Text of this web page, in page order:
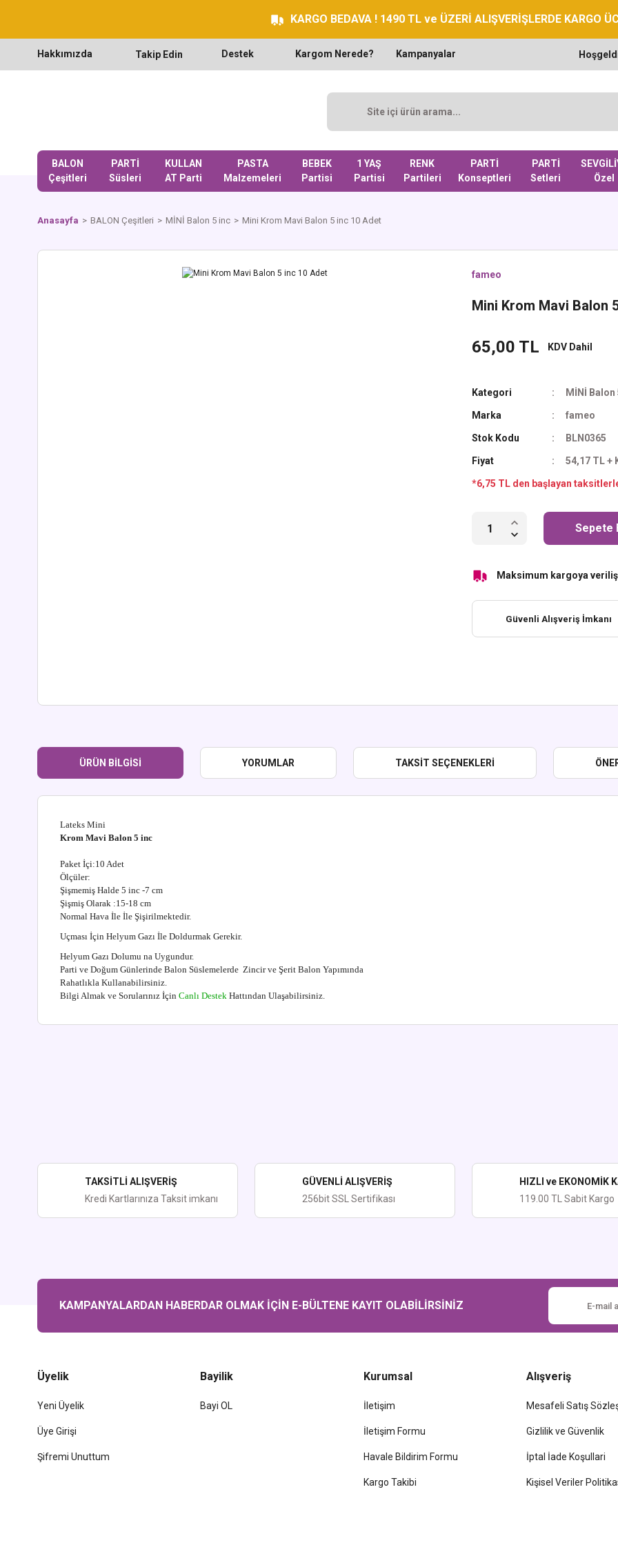
KARGO BEDAVA ! 1490 TL ve ÜZERİ ALIŞVERİŞLERDE KARGO
Hakkımızda Takip Edin Destek Kargom Nerede? Kampanyalar
BALON
Çeşitleri
PARTİ
Süsleri
KULLAN
AT Parti
PASTA
Malzemeleri
BEBEK
Partisi
1 YAŞ
Partisi
RENK
Partileri
PARTİ
Konseptleri
PARTİ
Setleri
Özel
Anasayfa BALON Çeşitleri MİNİ Balon 5 inc Mini Krom Mavi Balon 5 inc 10 Adet
fameo
Mini Krom Mavi Balon
65,00 TL KDV Dahil
Kategori MİNİ Balon
Marka fameo
Stok Kodu BLN0365
Fiyat 54,17 TL +
*6,75 TL den başlayan
Sepete
Maksimum kargoya
Güvenli Alışveriş İmkanı
ÜRÜN BILGISI YORUMLAR TAKSIT SEÇENEKLERI
Lateks Mini
Krom Mavi Balon 5 inc
Paket İçi:10 Adet
Ölçüler:
Şişmemiş Halde 5 inc -7 cm
Şişmiş Olarak :15-18 cm
Normal Hava İle İle Şişirilmektedir.
Uçması İçin Helyum Gazı İle Doldurmak Gerekir.
Helyum Gazı Dolumu na Uygundur.
Parti ve Doğum Günlerinde Balon Süslemelerde Zincir ve Şerit Balon Yapımında
Rahatlıkla Kullanabilirsiniz.
Bilgi Almak ve Sorularınız İçin Canlı Destek Hattından Ulaşabilirsiniz.
Ürün fiyatı diğer sitelerden daha pahalı.
Bu ürüne benzer farklı alternatifler olmalı.
TAKSİTLİ ALIŞVERİŞ
Kredi Kartlarınıza Taksit imkanı
GÜVENLİ ALIŞVERİŞ
256bit SSL Sertifikası
HIZLI ve EKONOMİK
119.00 TL Sabit Kargo
KAMPANYALARDAN HABERDAR OLMAK İÇİN E-BÜLTENE KAYIT OLABİLİRSİNİZ
Üyelik
Yeni Üyelik
Üye Girişi
Şifremi Unuttum
Bayilik
Bayi OL
Kurumsal
İletişim
İletişim Formu
Havale Bildirim Formu
Kargo Takibi
Alışveriş
Mesafeli Satış
Gizlilik ve Güvenlik
İptal İade Koşullari
Kişisel Veriler